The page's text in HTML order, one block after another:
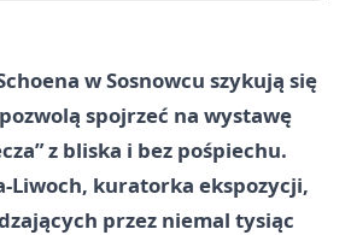
w Sosnowcu szykują się
spojrzeć na wystawę
z bliska i bez pośpiechu.
Liwoch, kuratorka ekspozycji,
przez niemal tysiąc